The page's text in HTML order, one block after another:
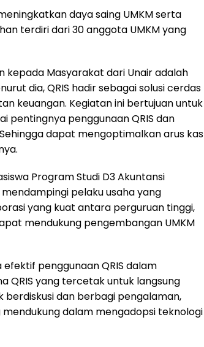
daya saing UMKM serta
terdiri dari 30 anggota UMKM yang
kepada Masyarakat dari Unair adalah
dia, QRIS hadir sebagai solusi cerdas
keuangan. Kegiatan ini bertujuan untuk
pentingnya penggunaan QRIS dan
dapat mengoptimalkan arus kas
Program Studi D3 Akuntansi
pelaku usaha yang
yang kuat antara perguruan tinggi,
mendukung pengembangan UMKM
penggunaan QRIS dalam
QRIS yang tercetak untuk langsung
berdiskusi dan berbagi pengalaman,
dalam mengadopsi teknologi